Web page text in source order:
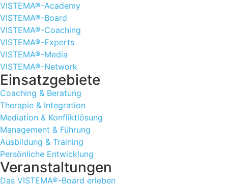
VISTEMA®-Academy
VISTEMA®-Board
VISTEMA®-Coaching
VISTEMA®-Experts
VISTEMA®-Media
VISTEMA®-Network
Einsatzgebiete
Coaching & Beratung
Therapie & Integration
Mediation & Konfliktlösung
Management & Führung
Ausbildung & Training
Persönliche Entwicklung
Veranstaltungen
Das VISTEMA®-Board erleben